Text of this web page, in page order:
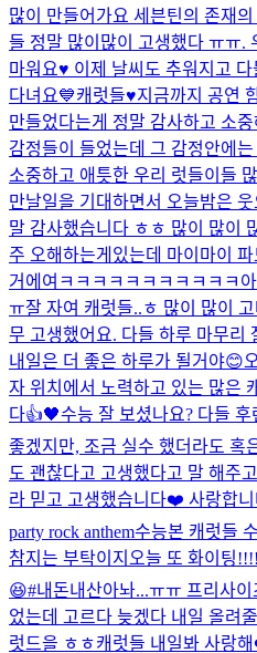
많이 만들어가요 세븐틴의 존재
들 정말 많이많이 고생했다 ㅠㅠ.
마워요♥️ 이제 날씨도 추워지고
다녀요💙캐럿들♥️지금까지 공연
만들었다는게 정말 감사하고 소
감정들이 들었는데 그 감정안에
소중하고 애틋한 우리 럿들이들
만날일을 기대하면서 오늘밤은
말 감사했습니다 ㅎㅎ 많이 많이
주 오해하는게있는데 마이마이
거에여ㅋㅋㅋㅋㅋㅋㅋㅋㅋㅋㅋ
ㅠ잘 자여 캐럿들..ㅎ 많이 많이
무 고생했어요. 다들 하루 마무리
내일은 더 좋은 하루가 될거야😊
자 위치에서 노력하고 있는 많은
다👍🖤수능 잘 보셨나요? 다들
좋겠지만, 조금 실수 했더라도 혹
도 괜찮다고 고생했다고 말 해주
라 믿고 고생했습니다❤️ 사랑합니
party rock anthem수능본 캐럿들
참지는 부탁이지 오늘 또 화이
😆#내돈내산아놔...ㅠㅠ 프리사이
었는데 고르다 늦겠다 내일 올려
럿드을 ㅎㅎ캐럿들 내일봐 사랑